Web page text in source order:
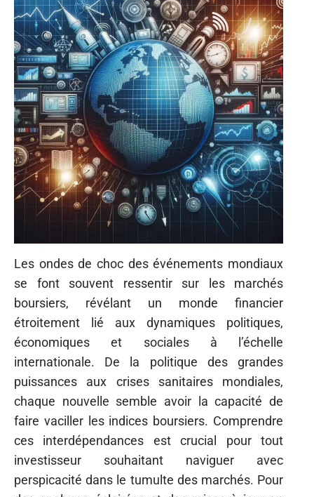
Les ondes de choc des événements mondiaux
se font souvent ressentir sur les marchés
boursiers, révélant un monde financier
étroitement lié aux dynamiques politiques,
économiques et sociales à l’échelle
internationale. De la politique des grandes
puissances aux crises sanitaires mondiales,
chaque nouvelle semble avoir la capacité de
faire vaciller les indices boursiers. Comprendre
ces interdépendances est crucial pour tout
investisseur souhaitant naviguer avec
perspicacité dans le tumulte des marchés. Pour